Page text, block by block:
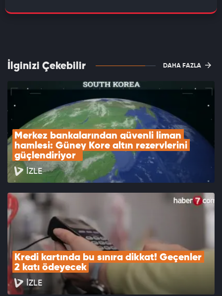
İlginizi Çekebilir DAHA FAZLA
Merkez bankalarından güvenli liman
hamlesi: Güney Kore altın rezervlerini
güçlendiriyor
İZLE
Kredi kartında bu sınıra dikkat! Geçenler
2 katı ödeyecek
İZLE